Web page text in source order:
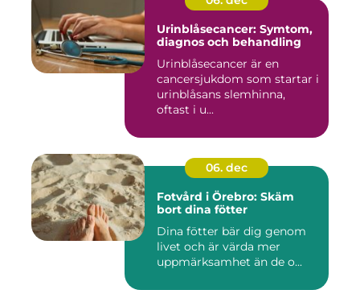
Urinblåsecancer: Symtom,
diagnos och behandling
Urinblåsecancer är en
cancersjukdom som startar i
urinblåsans slemhinna,
oftast i u...
06. dec
Fotvård i Örebro: Skäm
bort dina fötter
Dina fötter bär dig genom
livet och är värda mer
uppmärksamhet än de o...